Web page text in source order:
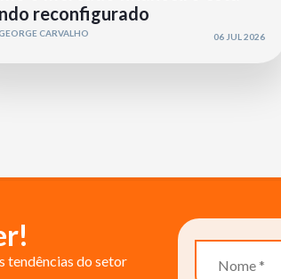
reconfigurado
CARVALHO 06 JUL 2026
tendências do setor